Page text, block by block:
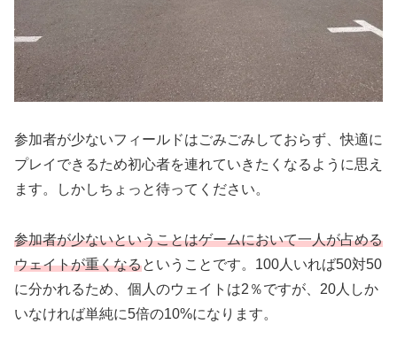
参加者が少ないフィールドはごみごみしておらず、快適に
プレイできるため初心者を連れていきたくなるように思え
ます。しかしちょっと待ってください。
参加者が少ないということはゲームにおいて一人が占める
ウェイトが重くなるということです。100人いれば50対50
に分かれるため、個人のウェイトは2％ですが、20人しか
いなければ単純に5倍の10%になります。